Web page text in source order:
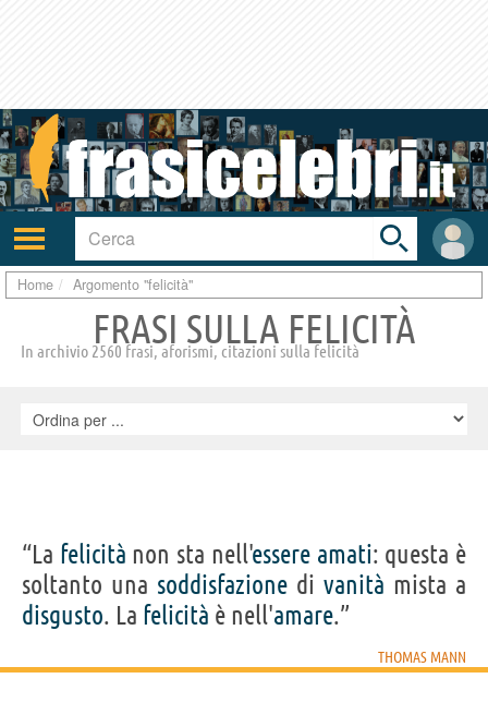
Attiva/disattiva
navigazione
User
area
Toggle
search
bar
Home Argomento "felicità"
FRASI SULLA FELICITÀ
In archivio 2560 frasi, aforismi, citazioni sulla felicità
“La felicità non sta nell'essere amati: questa è
soltanto una soddisfazione di vanità mista a
disgusto. La felicità è nell'amare.”
THOMAS MANN